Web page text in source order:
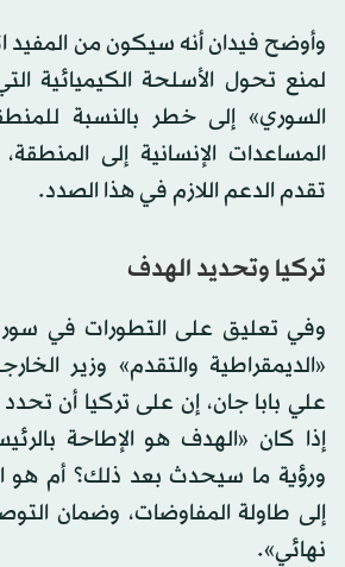
وأوضح فيدان أنه سيكون من المفيد
لمنع تحول الأسلحة الكيميائية
السوري» إلى خطر بالنسبة
المساعدات الإنسانية إلى
تقدم الدعم اللازم في هذا الصدد.
تركيا وتحديد الهدف
وفي تعليق على التطورات في
«الديمقراطية والتقدم» وزير
علي بابا جان، إن على تركيا أن تحدد
إذا كان «الهدف هو الإطاحة
ورؤية ما سيحدث بعد ذلك؟ أم هو
إلى طاولة المفاوضات، وضمان
نهائي».